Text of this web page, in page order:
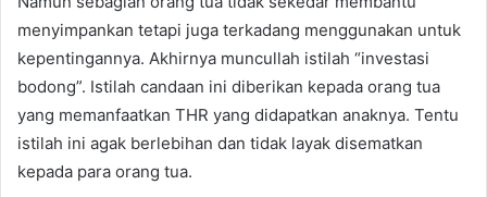
menyimpankan tetapi juga terkadang menggunakan untuk
kepentingannya. Akhirnya muncullah istilah “investasi
bodong”. Istilah candaan ini diberikan kepada orang tua
yang memanfaatkan THR yang didapatkan anaknya. Tentu
istilah ini agak berlebihan dan tidak layak disematkan
kepada para orang tua.